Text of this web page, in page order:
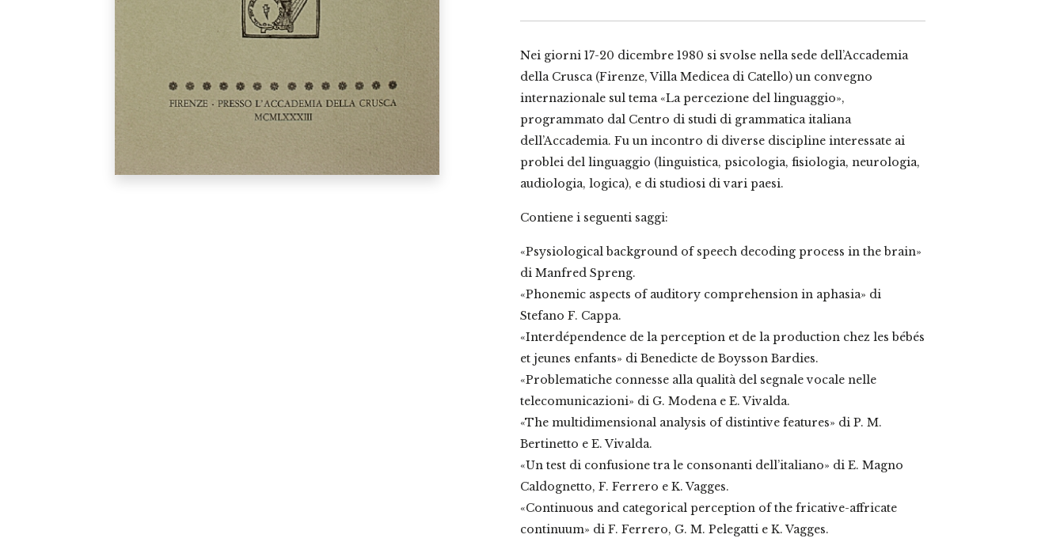
Nei giorni 17-20 dicembre 1980 si svolse nella sede dell’Accademia
della Crusca (Firenze, Villa Medicea di Catello) un convegno
internazionale sul tema «La percezione del linguaggio»,
programmato dal Centro di studi di grammatica italiana
dell’Accademia. Fu un incontro di diverse discipline interessate ai
problei del linguaggio (linguistica, psicologia, fisiologia, neurologia,
audiologia, logica), e di studiosi di vari paesi.
Contiene i seguenti saggi:
«Psysiological background of speech decoding process in the brain»
di Manfred Spreng.
«Phonemic aspects of auditory comprehension in aphasia» di
Stefano F. Cappa.
«Interdépendence de la perception et de la production chez les bébés
et jeunes enfants» di Benedicte de Boysson Bardies.
«Problematiche connesse alla qualità del segnale vocale nelle
telecomunicazioni» di G. Modena e E. Vivalda.
«The multidimensional analysis of distintive features» di P. M.
Bertinetto e E. Vivalda.
«Un test di confusione tra le consonanti dell’italiano» di E. Magno
Caldognetto, F. Ferrero e K. Vagges.
«Continuous and categorical perception of the fricative-affricate
continuum» di F. Ferrero, G. M. Pelegatti e K. Vagges.